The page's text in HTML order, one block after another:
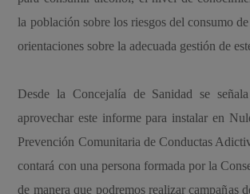
la población sobre los riesgos del consumo
orientaciones sobre la adecuada gestión de
Desde la Concejalía de Sanidad se
aprovechar este informe para instalar en
Prevención Comunitaria de Conductas
contará con una persona formada por la
de manera que podremos realizar campañas